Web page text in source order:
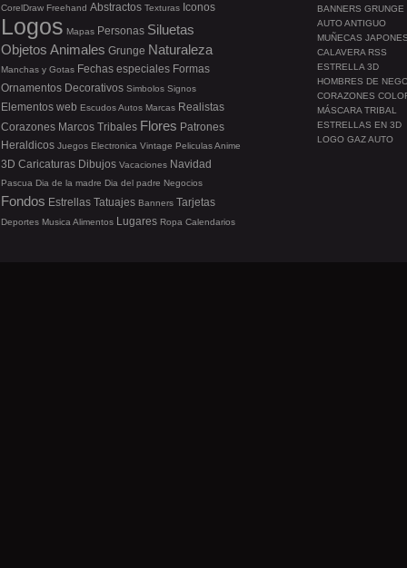
BANNERS GRUNGE
AUTO ANTIGUO
MUÑECAS
CALAVERA RSS
ESTRELLA 3D
HOMBRES DE
CORAZONES
MÁSCARA TRIBAL
ESTRELLAS EN 3D
LOGO GAZ AUTO
CorelDraw Freehand Abstractos Texturas Iconos
Logos Mapas Personas Siluetas
Objetos Animales Grunge Naturaleza
Manchas y Gotas Fechas especiales Formas
Ornamentos Decorativos Simbolos Signos
Elementos web EscudosAutos Marcas Realistas
Corazones Marcos Tribales Flores Patrones
Heraldicos Juegos Electronica Vintage PeliculasAnime
3D Caricaturas Dibujos Vacaciones Navidad
Pascua Dia de la madre Dia del padre Negocios
Fondos Estrellas Tatuajes Banners Tarjetas
Deportes Musica Alimentos Lugares Ropa Calendarios